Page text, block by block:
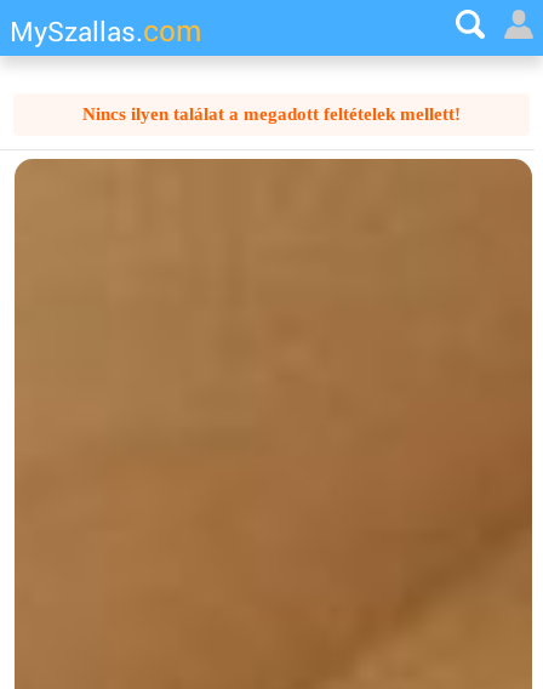
MySzallas.com
Nincs ilyen találat a megadott feltételek mellett!